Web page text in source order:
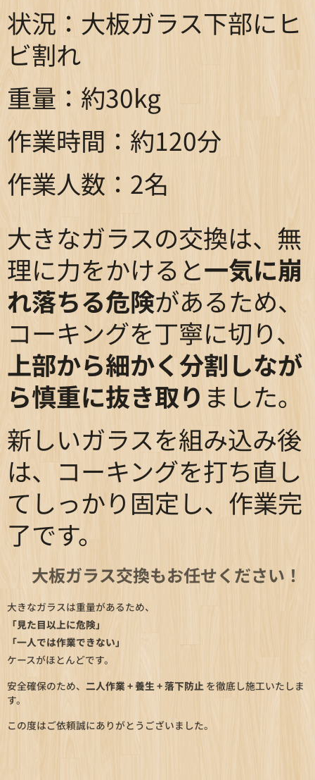
状況：大板ガラス下部にヒ
ビ割れ
重量：約30kg
作業時間：約120分
作業人数：2名
大きなガラスの交換は、無
理に力をかけると一気に崩
れ落ちる危険があるため、
コーキングを丁寧に切り、
上部から細かく分割しなが
ら慎重に抜き取り ました。
新しいガラスを組み込み後
は、コーキングを打ち直し
てしっかり固定し、作業完
了です。
大板ガラス交換もお任せください！
大きなガラスは重量があるため、
「見た目以上に危険」
「一人では作業できない」
ケースがほとんどです。
安全確保のため、 二人作業 + 養生 + 落下防止 を徹底し施工いたしま
す。
この度はご依頼誠にありがとうございました。